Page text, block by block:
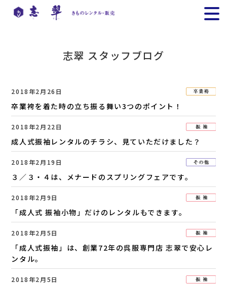
志翠 スタッフブログ
2018年2月26日
卒業袴を着た時の立ち振る舞い3つのポイント！
2018年2月22日
成人式振袖レンタルのチラシ、見ていただけました？
2018年2月19日
３／３・４は、メナードのスプリングフェアです。
2018年2月9日
「成人式 振袖小物」だけのレンタルもできます。
2018年2月5日
「成人式振袖」は、創業72年の呉服専門店 志翠で安心レ
ンタル。
2018年2月5日